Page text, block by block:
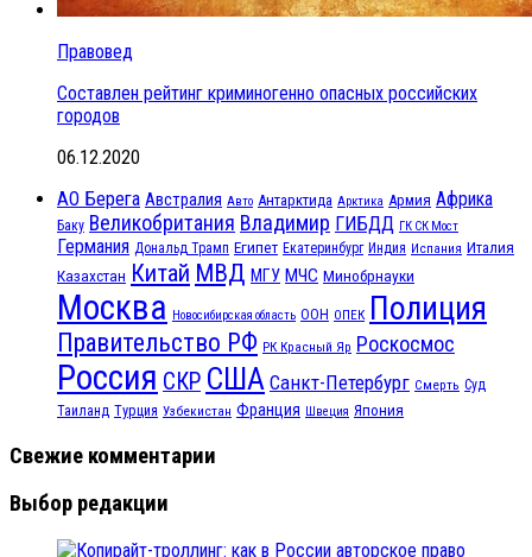
Правовед
Составлен рейтинг криминогенно опасных российских
городов
06.12.2020
АО Берега Австралия Авто Антарктида Арктика Армия Африка
Баку Великобритания Владимир ГИБДД ГК СК Мост
Германия Дональд Трамп Египет Екатеринбург Индия Испания Италия
Казахстан Китай МВД МГУ МЧС Минобрнауки
Москва Новосибирская область ООН ОПЕК Полиция
Правительство РФ РК Красный Яр Роскосмос
Россия СКР США Санкт-Петербург Смерть Суд
Таиланд Турция Узбекистан Франция Швеция Япония
Свежие комментарии
Выбор редакции